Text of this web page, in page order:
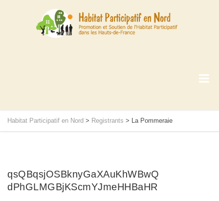
Habitat Participatif en Nord > Registrants > La Pommeraie
qsQBqsjOSBknyGaXAuKhWBwQ
dPhGLMGBjKScmYJmeHHBaHR